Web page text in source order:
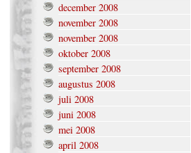
december 2008
november 2008
november 2008
oktober 2008
september 2008
augustus 2008
juli 2008
juni 2008
mei 2008
april 2008